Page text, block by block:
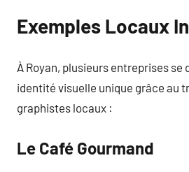
Exemples Locaux
À Royan, plusieurs entreprises
identité visuelle unique grâce au
graphistes locaux :
Le Café Gourmand